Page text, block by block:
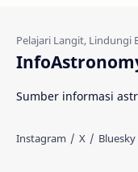
Gerhana Matahari
Sumber informasi